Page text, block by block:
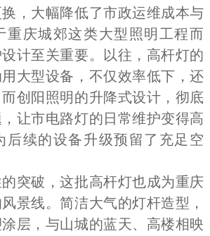
，大幅降低了市政运维成本与
重庆城郊这类大型照明工程而
计至关重要。以往，高杆灯的
大型设备，不仅效率低下，还
创阳照明的升降式设计，彻底
让市电路灯的日常维护变得高
后续的设备升级预留了充足空
破，这批高杆灯也成为重庆
景线。简洁大气的灯杆造型，
层，与山城的蓝天、高楼相映